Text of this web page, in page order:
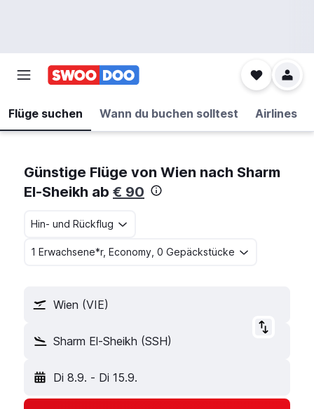
Flüge suchen Wann du buchen solltest Airlines
Günstige Flüge von Wien nach Sharm
El-Sheikh ab € 90
Hin- und Rückflug
1 Erwachsene*r, Economy, 0 Gepäckstücke
Wien (VIE)
Sharm El-Sheikh (SSH)
Di 8.9. - Di 15.9.